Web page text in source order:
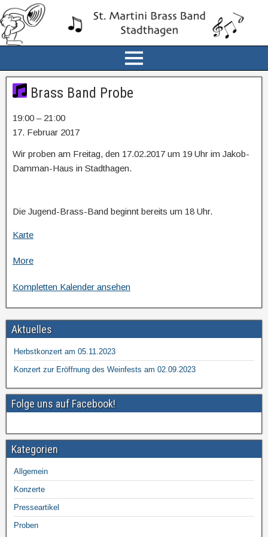
Brass Band Probe
19:00 – 21:00
17. Februar 2017
Wir proben am Freitag, den 17.02.2017 um 19 Uhr im Jakob-
Damman-Haus in Stadthagen.
Die Jugend-Brass-Band beginnt bereits um 18 Uhr.
Karte
More
Kompletten Kalender ansehen
Aktuelles
Herbstkonzert am 05.11.2023
Konzert zur Eröffnung des Weinfests am 02.09.2023
Folge uns auf Facebook!
Kategorien
Allgemein
Konzerte
Presseartikel
Proben